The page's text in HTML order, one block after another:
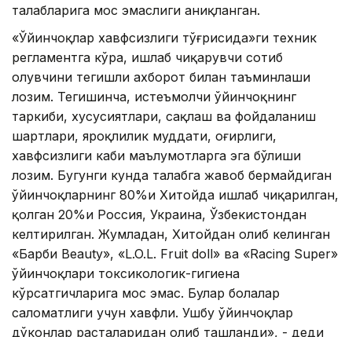
талабларига мос эмаслиги аниқланган.
«Ўйинчоқлар хавфсизлиги тўғрисида»ги техник
регламентга кўра, ишлаб чиқарувчи сотиб
олувчини тегишли ахборот билан таъминлаши
лозим. Тегишинча, истеъмолчи ўйинчоқнинг
таркиби, хусусиятлари, сақлаш ва фойдаланиш
шартлари, яроқлилик муддати, оғирлиги,
хавфсизлиги каби маълумотларга эга бўлиши
лозим. Бугунги кунда талабга жавоб бермайдиган
ўйинчоқларнинг 80%и Хитойда ишлаб чиқарилган,
қолган 20%и Россия, Украина, Ўзбекистондан
келтирилган. Жумладан, Хитойдан олиб келинган
«Барби Beauty», «L.O.L. Fruit doll» ва «Racing Super»
ўйинчоқлари токсикологик-гигиена
кўрсатгичларига мос эмас. Булар болалар
саломатлиги учун хавфли. Ушбу ўйинчоқлар
дўконлар расталаридан олиб ташланди», - деди